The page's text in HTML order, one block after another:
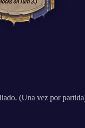
(Una vez por